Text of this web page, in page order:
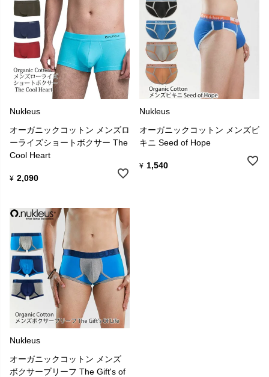
Nukleus
オーガニックコットン メンズロ
ーライズショートボクサー The
Cool Heart
¥ 2,090
Nukleus
オーガニックコットン メンズビ
キニ Seed of Hope
¥ 1,540
Nukleus
オーガニックコットン メンズ
ボクサーブリーフ The Gift's of